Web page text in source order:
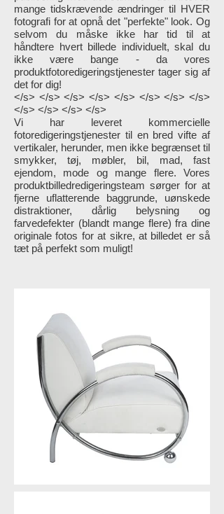
mange tidskrævende ændringer til HVER
fotografi for at opnå det "perfekte" look. Og
selvom du måske ikke har tid til at
håndtere hvert billede individuelt, skal du
ikke være bange - da vores
produktfotoredigeringstjenester tager sig af
det for dig!
</s> </s> </s> </s> </s> </s> </s> </s>
</s> </s> </s> </s>
Vi har leveret kommercielle
fotoredigeringstjenester til en bred vifte af
vertikaler, herunder, men ikke begrænset til
smykker, tøj, møbler, bil, mad, fast
ejendom, mode og mange flere. Vores
produktbilledredigeringsteam sørger for at
fjerne uflatterende baggrunde, uønskede
distraktioner, dårlig belysning og
farvedefekter (blandt mange flere) fra dine
originale fotos for at sikre, at billedet er så
tæt på perfekt som muligt!